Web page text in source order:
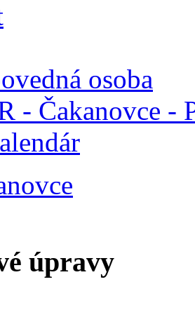
osoba
- Čakanovce -
úpravy